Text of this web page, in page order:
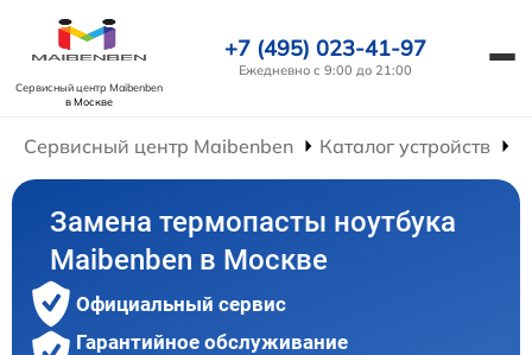
Сервисный центр Maibenben
в Москве
+7 (495) 023-41-97
Ежедневно с 9:00 до 21:00
Сервисный центр Maibenben Каталог устройств
Замена термопасты ноутбука
Maibenben в Москве
Официальный сервис
Гарантийное обслуживание